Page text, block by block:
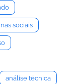
sociais
análise técnica